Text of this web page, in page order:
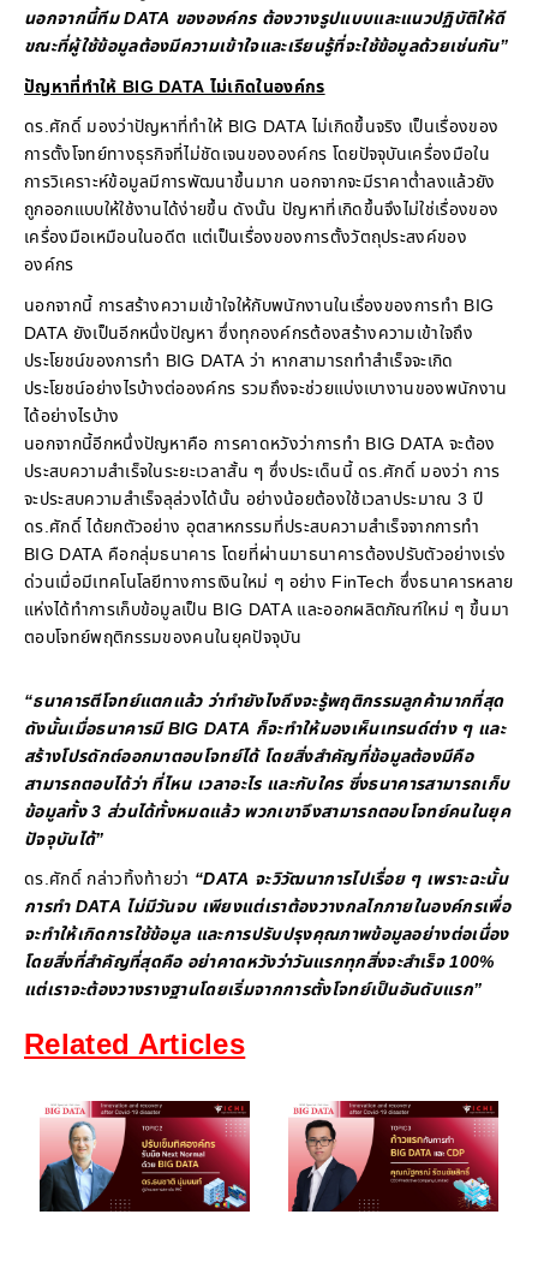
นอกจากนี้ทีม DATA ขององค์กร ต้องวางรูปแบบและแนวปฏิบัติให้ดี
ขณะที่ผู้ใช้ข้อมูลต้องมีความเข้าใจและเรียนรู้ที่จะใช้ข้อมูลด้วยเช่นกัน”
ปัญหาที่ทำให้ BIG DATA ไม่เกิดในองค์กร
ดร.ศักดิ์ มองว่าปัญหาที่ทำให้ BIG DATA ไม่เกิดขึ้นจริง เป็นเรื่องของ
การตั้งโจทย์ทางธุรกิจที่ไม่ชัดเจนขององค์กร โดยปัจจุบันเครื่องมือใน
การวิเคราะห์ข้อมูลมีการพัฒนาขึ้นมาก นอกจากจะมีราคาต่ำลงแล้วยัง
ถูกออกแบบให้ใช้งานได้ง่ายขึ้น ดังนั้น ปัญหาที่เกิดขึ้นจึงไม่ใช่เรื่องของ
เครื่องมือเหมือนในอดีต แต่เป็นเรื่องของการตั้งวัตถุประสงค์ของ
องค์กร
นอกจากนี้ การสร้างความเข้าใจให้กับพนักงานในเรื่องของการทำ BIG
DATA ยังเป็นอีกหนึ่งปัญหา ซึ่งทุกองค์กรต้องสร้างความเข้าใจถึง
ประโยชน์ของการทำ BIG DATA ว่า หากสามารถทำสำเร็จจะเกิด
ประโยชน์อย่างไรบ้างต่อองค์กร รวมถึงจะช่วยแบ่งเบางานของพนักงาน
ได้อย่างไรบ้าง
นอกจากนี้อีกหนึ่งปัญหาคือ การคาดหวังว่าการทำ BIG DATA จะต้อง
ประสบความสำเร็จในระยะเวลาสั้น ๆ ซึ่งประเด็นนี้ ดร.ศักดิ์ มองว่า การ
จะประสบความสำเร็จลุล่วงได้นั้น อย่างน้อยต้องใช้เวลาประมาณ 3 ปี
ดร.ศักดิ์ ได้ยกตัวอย่าง อุตสาหกรรมที่ประสบความสำเร็จจากการทำ
BIG DATA คือกลุ่มธนาคาร โดยที่ผ่านมาธนาคารต้องปรับตัวอย่างเร่ง
ด่วนเมื่อมีเทคโนโลยีทางการเงินใหม่ ๆ อย่าง FinTech ซึ่งธนาคารหลาย
แห่งได้ทำการเก็บข้อมูลเป็น BIG DATA และออกผลิตภัณฑ์ใหม่ ๆ ขึ้นมา
ตอบโจทย์พฤติกรรมของคนในยุคปัจจุบัน
“ธนาคารตีโจทย์แตกแล้ว ว่าทำยังไงถึงจะรู้พฤติกรรมลูกค้ามากที่สุด
ดังนั้นเมื่อธนาคารมี BIG DATA ก็จะทำให้มองเห็นเทรนด์ต่าง ๆ และ
สร้างโปรดักต์ออกมาตอบโจทย์ได้ โดยสิ่งสำคัญที่ข้อมูลต้องมีคือ
สามารถตอบได้ว่า ที่ไหน เวลาอะไร และกับใคร ซึ่งธนาคารสามารถเก็บ
ข้อมูลทั้ง 3 ส่วนได้ทั้งหมดแล้ว พวกเขาจึงสามารถตอบโจทย์คนในยุค
ปัจจุบันได้”
ดร.ศักดิ์ กล่าวทิ้งท้ายว่า “DATA จะวิวัฒนาการไปเรื่อย ๆ เพราะฉะนั้น
การทำ DATA ไม่มีวันจบ เพียงแต่เราต้องวางกลไกภายในองค์กรเพื่อ
จะทำให้เกิดการใช้ข้อมูล และการปรับปรุงคุณภาพข้อมูลอย่างต่อเนื่อง
โดยสิ่งที่สำคัญที่สุดคือ อย่าคาดหวังว่าวันแรกทุกสิ่งจะสำเร็จ 100%
แต่เราจะต้องวางรางฐานโดยเริ่มจากการตั้งโจทย์เป็นอันดับแรก”
Related Articles